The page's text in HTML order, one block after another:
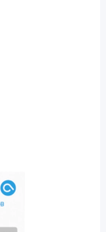
+ B -